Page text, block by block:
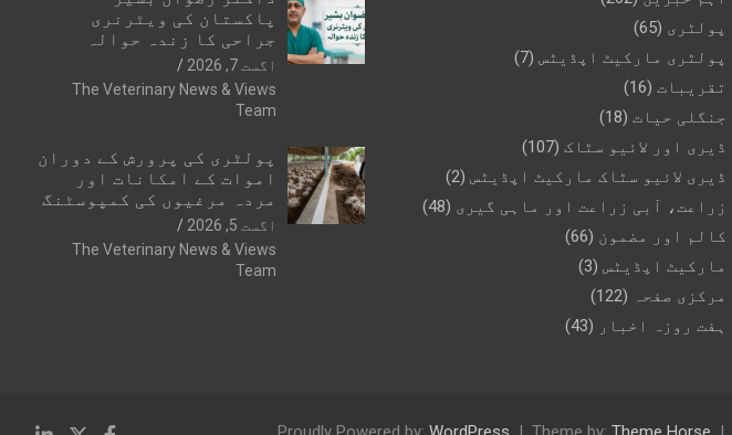
پولٹری (65)
پولٹری مارکیٹ اپڈیٹس (7)
تقریبات (16)
جنگلی حیات (18)
ڈیری اور لائیو سٹاک (107)
ڈیری لائیو سٹاک مارکیٹ اپڈیٹس (2)
زراعت، آبی زراعت اور ماہی گیری (48)
کالم اور مضمون (66)
مارکیٹ اپڈیٹس (3)
مرکزی صفحہ (122)
ہفت روزہ اخبار (43)
پاکستان کی ویٹرنری
جراحی کا زندہ حوالہ
اگست 7, 2026
The Veterinary News & Views
Team
پولٹری کی پرورش کے دوران
اموات کے امکانات اور
مردہ مرغیوں کی کمپوسٹنگ
اگست 5, 2026
The Veterinary News & Views
Team